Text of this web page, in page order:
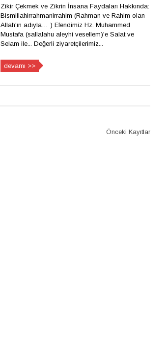
Zikir Çekmek ve Zikrin İnsana Faydaları Hakkında:
Bismillahirrahmanirrahim (Rahman ve Rahim olan
Allah'ın adıyla… ) Efendimiz Hz. Muhammed
Mustafa (sallalahu aleyhi vesellem)'e Salat ve
Selam ile... Değerli ziyaretçilerimiz...
devamı >>
Önceki Kayıtlar